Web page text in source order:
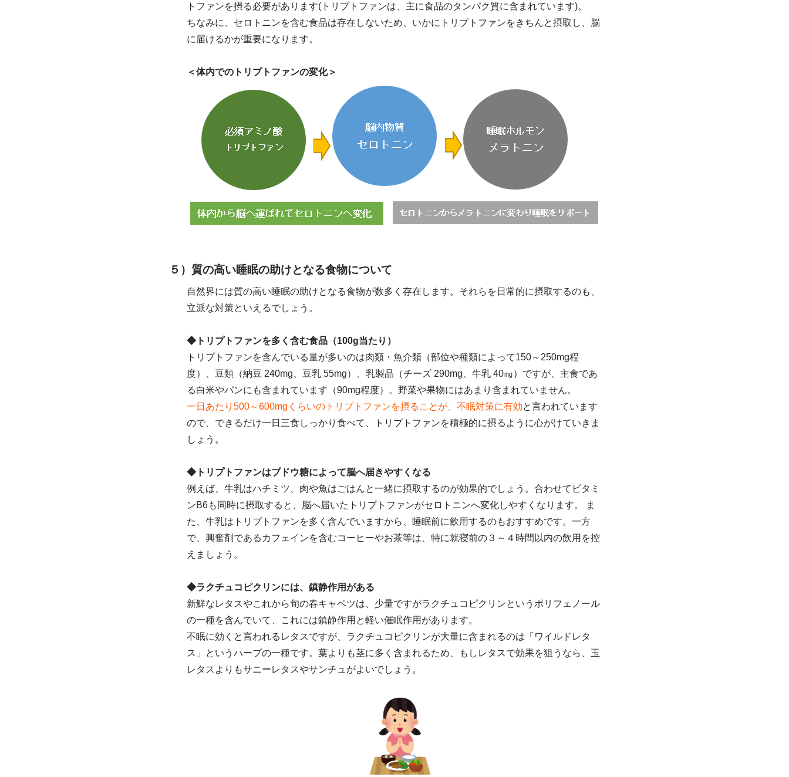
トファンを摂る必要があります(トリプトファンは、主に食品のタンパク質に含まれています)。
ちなみに、セロトニンを含む食品は存在しないため、いかにトリプトファンをきちんと摂取し、脳
に届けるかが重要になります。
＜体内でのトリプトファンの変化＞
５）質の高い睡眠の助けとなる食物について
自然界には質の高い睡眠の助けとなる食物が数多く存在します。それらを日常的に摂取するのも、
立派な対策といえるでしょう。
◆トリプトファンを多く含む食品（100g当たり）
トリプトファンを含んでいる量が多いのは肉類・魚介類（部位や種類によって150～250mg程
度）、豆類（納豆 240mg、豆乳 55mg）、乳製品（チーズ 290mg、牛乳 40㎎）ですが、主食であ
る白米やパンにも含まれています（90mg程度）。野菜や果物にはあまり含まれていません。
一日あたり500～600mgくらいのトリプトファンを摂ることが、不眠対策に有効と言われています
ので、できるだけ一日三食しっかり食べて、トリプトファンを積極的に摂るように心がけていきま
しょう。
◆トリプトファンはブドウ糖によって脳へ届きやすくなる
例えば、牛乳はハチミツ、肉や魚はごはんと一緒に摂取するのが効果的でしょう。合わせてビタミ
ンB6も同時に摂取すると、脳へ届いたトリプトファンがセロトニンへ変化しやすくなります。 ま
た、牛乳はトリプトファンを多く含んでいますから、睡眠前に飲用するのもおすすめです。一方
で、興奮剤であるカフェインを含むコーヒーやお茶等は、特に就寝前の３～４時間以内の飲用を控
えましょう。
◆ラクチュコピクリンには、鎮静作用がある
新鮮なレタスやこれから旬の春キャベツは、少量ですがラクチュコピクリンというポリフェノール
の一種を含んでいて、これには鎮静作用と軽い催眠作用があります。
不眠に効くと言われるレタスですが、ラクチュコピクリンが大量に含まれるのは「ワイルドレタ
ス」というハーブの一種です。葉よりも茎に多く含まれるため、もしレタスで効果を狙うなら、玉
レタスよりもサニーレタスやサンチュがよいでしょう。